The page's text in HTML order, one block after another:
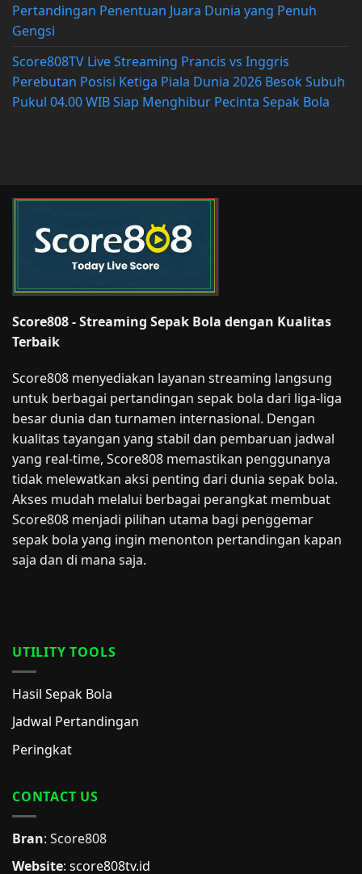
Pertandingan Penentuan Juara Dunia yang Penuh
Gengsi
Score808TV Live Streaming Prancis vs Inggris
Perebutan Posisi Ketiga Piala Dunia 2026 Besok Subuh
Pukul 04.00 WIB Siap Menghibur Pecinta Sepak Bola
Score808 - Streaming Sepak Bola dengan Kualitas
Terbaik
Score808 menyediakan layanan streaming langsung
untuk berbagai pertandingan sepak bola dari liga-liga
besar dunia dan turnamen internasional. Dengan
kualitas tayangan yang stabil dan pembaruan jadwal
yang real-time, Score808 memastikan penggunanya
tidak melewatkan aksi penting dari dunia sepak bola.
Akses mudah melalui berbagai perangkat membuat
Score808 menjadi pilihan utama bagi penggemar
sepak bola yang ingin menonton pertandingan kapan
saja dan di mana saja.
UTILITY TOOLS
Hasil Sepak Bola
Jadwal Pertandingan
Peringkat
CONTACT US
Bran: Score808
Website: score808tv.id